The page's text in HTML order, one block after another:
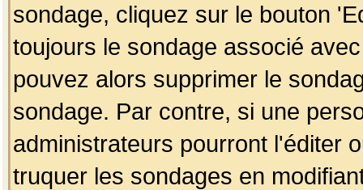
sondage, cliquez sur le bouton
toujours le sondage associé
pouvez alors supprimer le
sondage. Par contre, si une
administrateurs pourront l'éditer
truquer les sondages en